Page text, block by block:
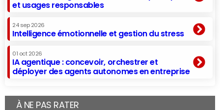
et usages responsables
24 sep 2026
Intelligence émotionnelle et gestion du stress
01 oct 2026
IA agentique : concevoir, orchestrer et
déployer des agents autonomes en entreprise
À NE PAS RATER